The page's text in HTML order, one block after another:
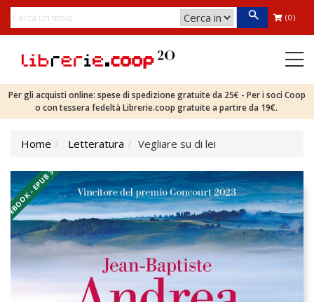
(0)
Per gli acquisti online: spese di spedizione gratuite da 25€ - Per i soci Coop
o con tessera fedeltà Librerie.coop gratuite a partire da 19€.
Home Letteratura Vegliare su di lei
EBOOK - EPUB 3